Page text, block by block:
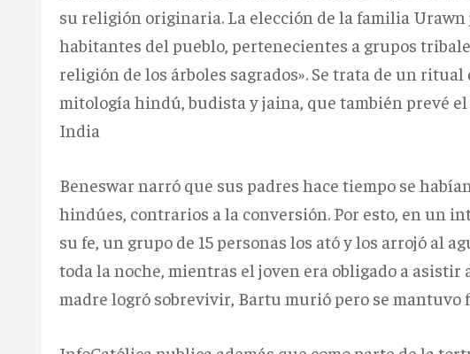
su religión originaria. La elección de la familia Urawn
habitantes del pueblo, pertenecientes a grupos
religión de los árboles sagrados». Se trata de un
mitología hindú, budista y jaina, que también prevé
India
Beneswar narró que sus padres hace tiempo se
hindúes, contrarios a la conversión. Por esto, en un
su fe, un grupo de 15 personas los ató y los arrojó al
toda la noche, mientras el joven era obligado a
madre logró sobrevivir, Bartu murió pero se mantuvo